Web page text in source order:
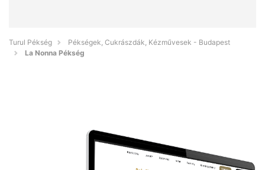
Turul Pékség
Pékségek, Cukrászdák, Kézművesek - Budapest
La Nonna Pékség